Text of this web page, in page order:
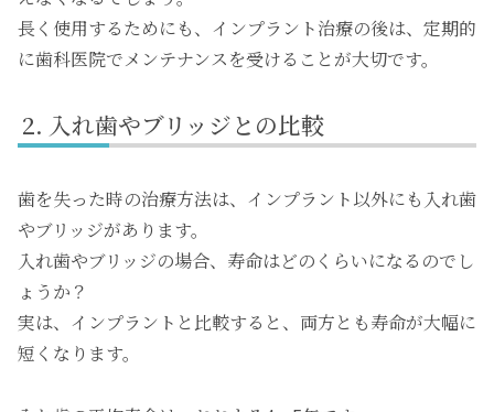
長く使用するためにも、インプラント治療の後は、定期的
に歯科医院でメンテナンスを受けることが大切です。
入れ歯やブリッジとの比較
歯を失った時の治療方法は、インプラント以外にも入れ歯
やブリッジがあります。
入れ歯やブリッジの場合、寿命はどのくらいになるのでし
ょうか？
実は、インプラントと比較すると、両方とも寿命が大幅に
短くなります。